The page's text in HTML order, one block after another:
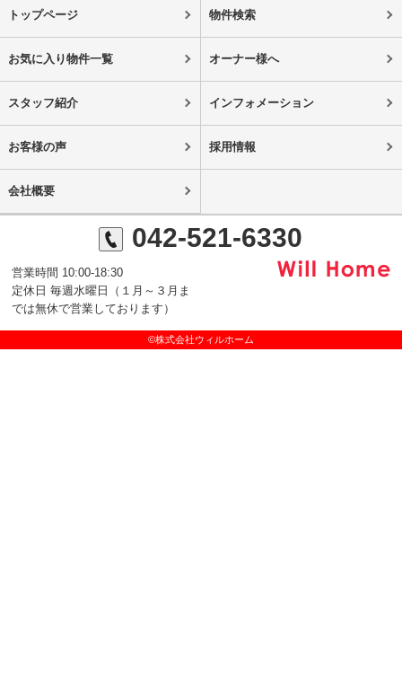
トップページ 物件検索
お気に入り物件一覧 オーナー様へ
スタッフ紹介 インフォメーション
お客様の声 採用情報
会社概要
042-521-6330
営業時間 10:00-18:30
定休日 毎週水曜日（１月～３月ま
では無休で営業しております）
©株式会社ウィルホーム